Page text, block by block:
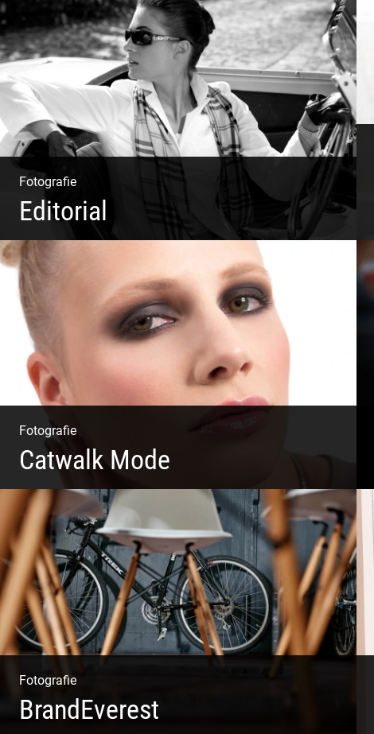
Wasser im Fluss der Kurstadt
Fotografie
Editorial
Klassische Editorials
Fotografie
Catwalk Mode
Catwalk Mode Fotografie
Fotografie
BrandEverest